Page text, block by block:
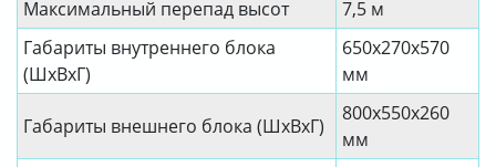
Максимальный перепад высот
7,5 м
Габариты внутреннего блока
(ШхВхГ)
650x270x570
мм
Габариты внешнего блока (ШхВхГ)
800x550x260
мм